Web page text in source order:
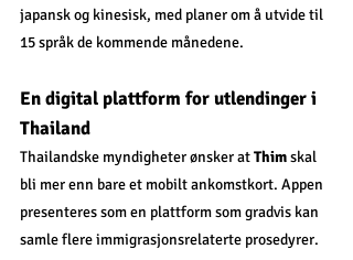
japansk og kinesisk, med planer om å utvide til
15 språk de kommende månedene.
En digital plattform for utlendinger i
Thailand
Thailandske myndigheter ønsker at Thim skal
bli mer enn bare et mobilt ankomstkort. Appen
presenteres som en plattform som gradvis kan
samle flere immigrasjonsrelaterte prosedyrer.